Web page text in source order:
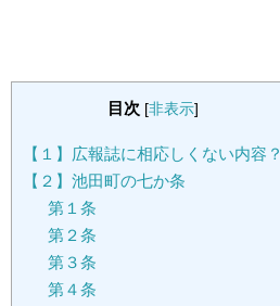
目次 [非表示]
【１】広報誌に相応しくない内容？
【２】池田町の七か条
第１条
第２条
第３条
第４条